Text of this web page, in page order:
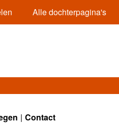
Alle dochterpagina's
Contact